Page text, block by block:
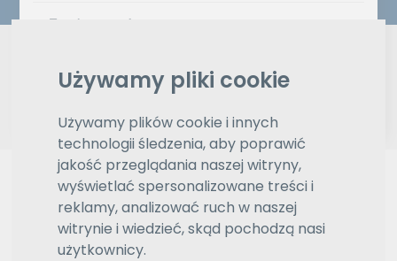
Używamy pliki cookie
Używamy plików cookie i innych
technologii śledzenia, aby poprawić
jakość przeglądania naszej witryny,
wyświetlać spersonalizowane treści i
reklamy, analizować ruch w naszej
witrynie i wiedzieć, skąd pochodzą nasi
użytkownicy.
Typ tłumaczenia
Znajdź tłumacza
Wyszukiwanie zaawansowane
Reklama
ZAMÓW REKLAMĘ W TYM MIEJSCU